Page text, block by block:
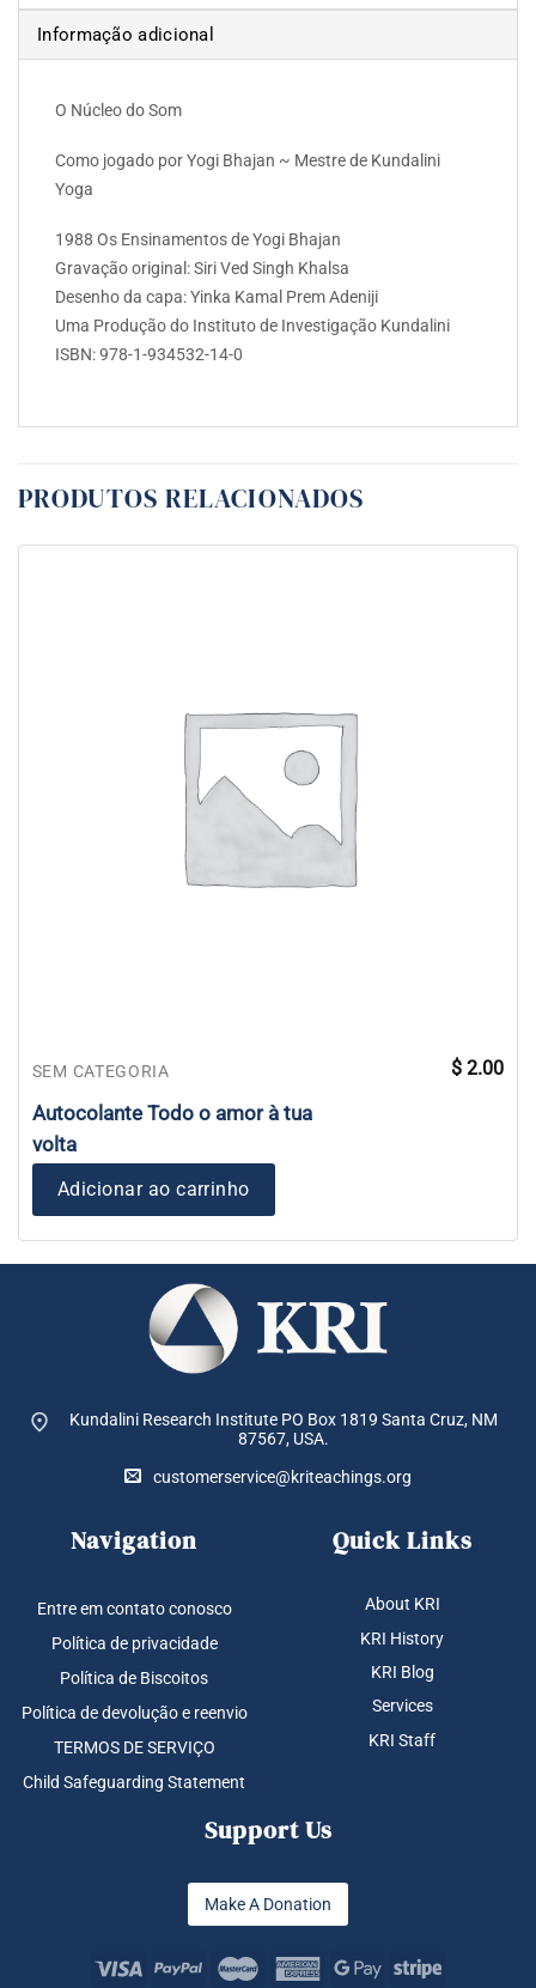
Informação adicional
O Núcleo do Som
Como jogado por Yogi Bhajan ~ Mestre de Kundalini
Yoga
1988 Os Ensinamentos de Yogi Bhajan
Gravação original: Siri Ved Singh Khalsa
Desenho da capa: Yinka Kamal Prem Adeniji
Uma Produção do Instituto de Investigação Kundalini
ISBN: 978-1-934532-14-0
PRODUTOS RELACIONADOS
SEM CATEGORIA
Autocolante Todo o amor à tua
volta
$ 2.00
Adicionar ao carrinho
Kundalini Research Institute PO Box 1819 Santa Cruz, NM
87567, USA.
customerservice@kriteachings.org
Navigation
Entre em contato conosco
Política de privacidade
Política de Biscoitos
Política de devolução e reenvio
TERMOS DE SERVIÇO
Child Safeguarding Statement
Quick Links
About KRI
KRI History
KRI Blog
Services
KRI Staff
Support Us
Make A Donation